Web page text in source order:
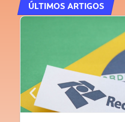
ÚLTIMOS ARTIGOS